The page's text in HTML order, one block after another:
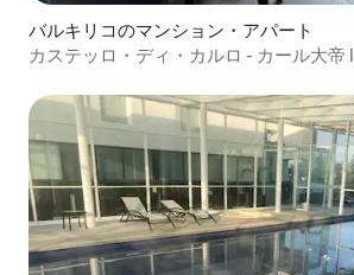
バルキリコのマンション・アパート
カステッロ・ディ・カルロ - カール大帝